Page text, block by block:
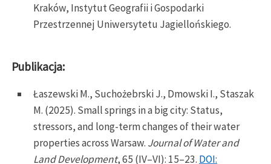
Kraków, Instytut Geografii i Gospodarki
Przestrzennej Uniwersytetu Jagiellońskiego.
Publikacja:
Łaszewski M., Suchożebrski J., Dmowski I., Staszak
M. (2025). Small springs in a big city: Status,
stressors, and long-term changes of their water
properties across Warsaw. Journal of Water and
Land Development, 65 (IV–VI): 15–23. DOI: